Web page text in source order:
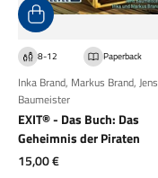
8-12 Paperback
Inka Brand, Markus Brand, Jens
Baumeister
EXIT® - Das Buch: Das
Geheimnis der Piraten
Angebot
15,00 €